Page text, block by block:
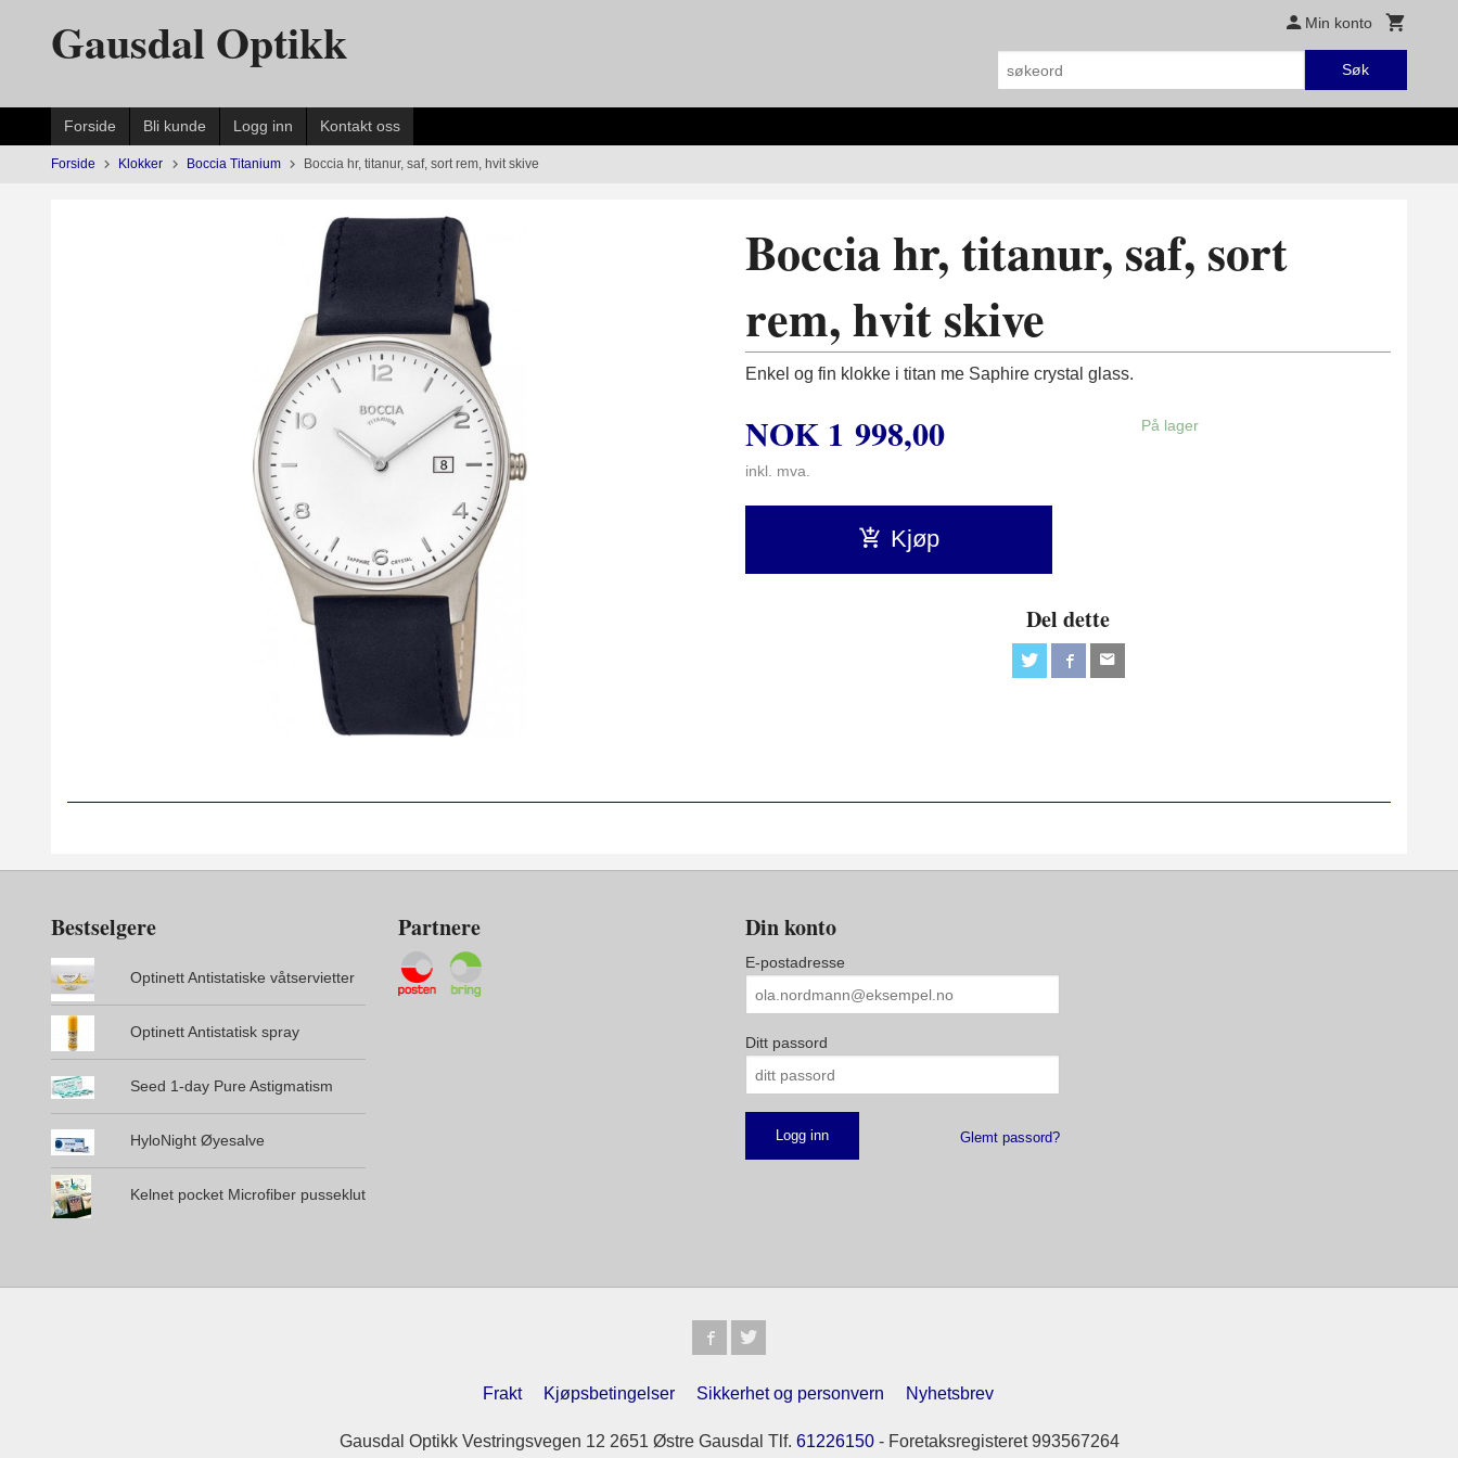
innholdetGausdal Optikk Min konto
Søk
Forside Bli kunde Logg inn Kontakt oss
Forside Klokker Boccia Titanium Boccia hr, titanur, saf, sort rem, hvit skive
Boccia hr, titanur, saf, sort
rem, hvit skive
Enkel og fin klokke i titan me Saphire crystal glass.
NOK 1 998,00
inkl. mva.
På lager
Kjøp
Del dette
Bestselgere
Optinett Antistatiske våtservietter
Optinett Antistatisk spray
Seed 1-day Pure Astigmatism
HyloNight Øyesalve
Kelnet pocket Microfiber pusseklut
Partnere Din konto
E-postadresse
Ditt passord
Glemt passord?
Frakt Kjøpsbetingelser Sikkerhet og personvern Nyhetsbrev
Gausdal Optikk Vestringsvegen 12 2651 Østre Gausdal Tlf. 61226150- Foretaksregisteret 993567264